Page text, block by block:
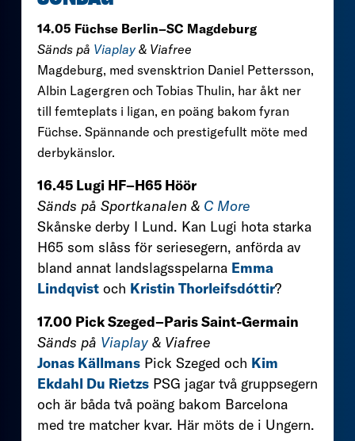
14.05 Füchse Berlin–SC Magdeburg
Sänds på Viaplay & Viafree
Magdeburg, med svensktrion Daniel Pettersson,
Albin Lagergren och Tobias Thulin, har åkt ner
till femteplats i ligan, en poäng bakom fyran
Füchse. Spännande och prestigefullt möte med
derbykänslor.
16.45 Lugi HF–H65 Höör
Sänds på Sportkanalen & C More
Skånske derby I Lund. Kan Lugi hota starka
H65 som slåss för seriesegern, anförda av
bland annat landslagsspelarna Emma
Lindqvist och Kristin Thorleifsdóttir?
17.00 Pick Szeged–Paris Saint-Germain
Sänds på Viaplay & Viafree
Jonas Källmans Pick Szeged och Kim
Ekdahl Du Rietzs PSG jagar två gruppsegern
och är båda två poäng bakom Barcelona
med tre matcher kvar. Här möts de i Ungern.